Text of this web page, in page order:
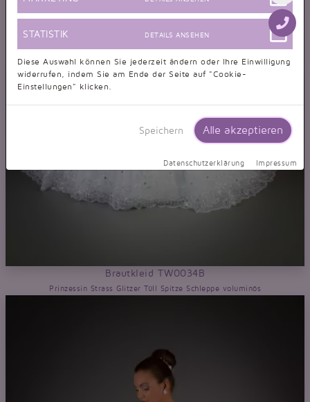
Brautkleid TW0034B
Prinzessin Strass Glitzer Tüll Spitze Schleppe voluminös
STATISTIK DETAILS ANSEHEN
Diese Auswahl können Sie jederzeit ändern oder Ihre Einwilligung
widerrufen, indem Sie am Ende der Seite auf "Cookie-
Einstellungen" klicken.
Speichern Alle akzeptieren
Datenschutzerklärung Impressum